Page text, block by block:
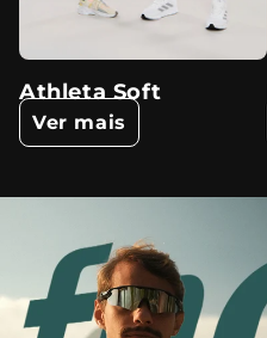
Athleta Soft
Ver mais